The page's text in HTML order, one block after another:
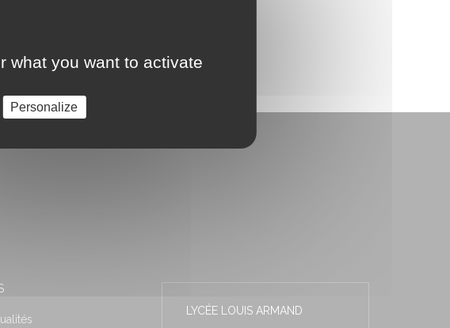
LYCÉE LOUIS ARMAND
what you want to activate
Personalize